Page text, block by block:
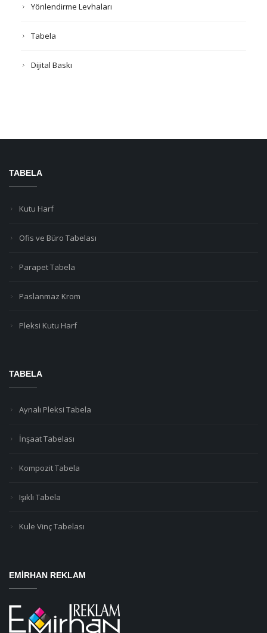
Yönlendirme Levhaları
Tabela
Dijital Baskı
TABELA
Kutu Harf
Ofis ve Büro Tabelası
Parapet Tabela
Paslanmaz Krom
Pleksi Kutu Harf
TABELA
Aynalı Pleksi Tabela
İnşaat Tabelası
Kompozit Tabela
Işıklı Tabela
Kule Vinç Tabelası
EMIRHAN REKLAM